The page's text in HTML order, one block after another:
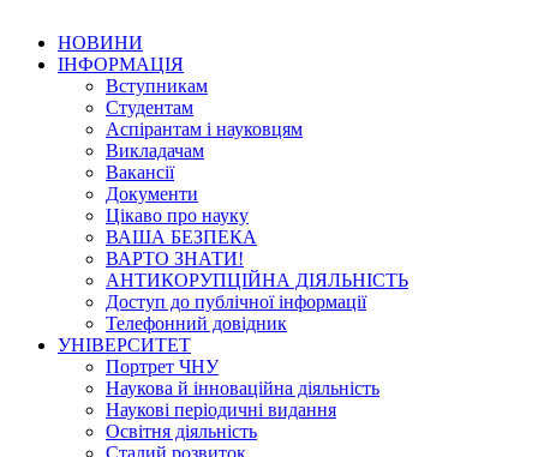
НОВИНИ
ІНФОРМАЦІЯ
Вступникам
Студентам
Аспірантам і науковцям
Викладачам
Вакансії
Документи
Цікаво про науку
ВАША БЕЗПЕКА
ВАРТО ЗНАТИ!
АНТИКОРУПЦІЙНА ДІЯЛЬНІСТЬ
Доступ до публічної інформації
Телефонний довідник
УНІВЕРСИТЕТ
Портрет ЧНУ
Наукова й інноваційна діяльність
Наукові періодичні видання
Освітня діяльність
Сталий розвиток